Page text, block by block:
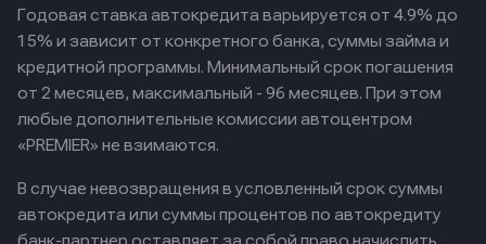
Годовая ставка автокредита варьируется от 4.9% до
15% и зависит от конкретного банка, суммы займа и
кредитной программы. Минимальный срок погашения
от 2 месяцев, максимальный - 96 месяцев. При этом
любые дополнительные комиссии автоцентром
«PREMIER» не взимаются.
В случае невозвращения в условленный срок суммы
автокредита или суммы процентов по автокредиту